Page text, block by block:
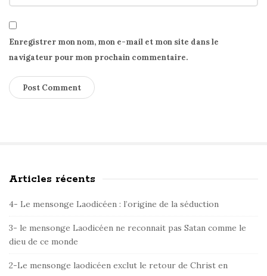
Enregistrer mon nom, mon e-mail et mon site dans le
navigateur pour mon prochain commentaire.
S
e
S
Articles récents
4- Le mensonge Laodicéen : l’origine de la séduction
3- le mensonge Laodicéen ne reconnait pas Satan comme le
dieu de ce monde
2-Le mensonge laodicéen exclut le retour de Christ en